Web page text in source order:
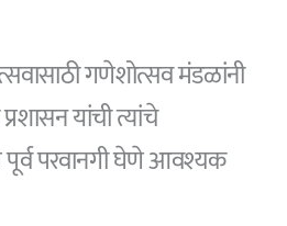
गणेशोत्सव मंडळांनी
यांची त्यांचे
पूर्व परवानगी घेणे आवश्यक